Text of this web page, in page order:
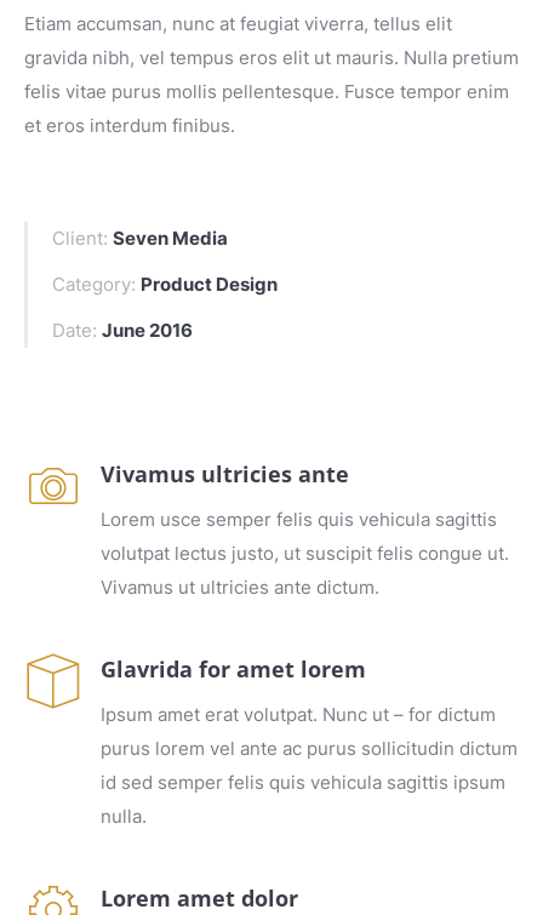
Etiam accumsan, nunc at feugiat viverra, tellus elit
gravida nibh, vel tempus eros elit ut mauris. Nulla pretium
felis vitae purus mollis pellentesque. Fusce tempor enim
et eros interdum finibus.
Client: Seven Media
Category: Product Design
Date: June 2016
Vivamus ultricies ante
Lorem usce semper felis quis vehicula sagittis
volutpat lectus justo, ut suscipit felis congue ut.
Vivamus ut ultricies ante dictum.
Glavrida for amet lorem
Ipsum amet erat volutpat. Nunc ut – for dictum
purus lorem vel ante ac purus sollicitudin dictum
id sed semper felis quis vehicula sagittis ipsum
nulla.
Lorem amet dolor